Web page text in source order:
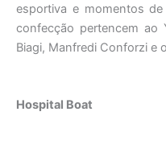
esportiva e momentos
confecção pertencem ao
Biagi, Manfredi Conforzi e
Hospital Boat